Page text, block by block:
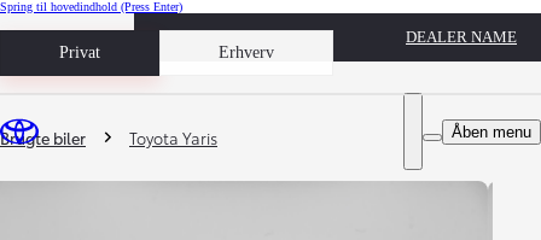
Spring til hovedindhold (Press Enter)
Privat Erhverv
Book prøvetur
DEALER NAME
Åben menu
Du er her
Brugte biler Toyota Yaris